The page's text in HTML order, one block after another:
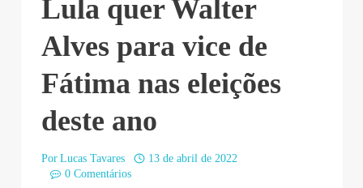
Lula quer Walter
Alves para vice de
Fátima nas eleições
deste ano
Por Lucas Tavares
13 de abril de 2022
0 Comentários